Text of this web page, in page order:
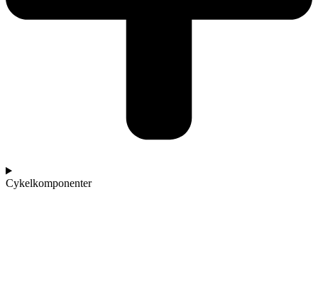
Cykelkomponenter